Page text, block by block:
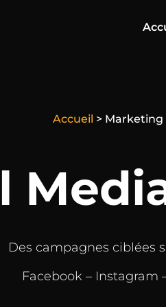
Accueil > Marketing
Des campagnes ciblées
Facebook – Instagram